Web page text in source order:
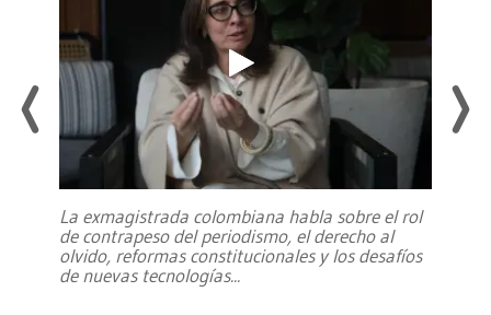
La exmagistrada colombiana habla sobre el rol
de contrapeso del periodismo, el derecho al
olvido, reformas constitucionales y los desafíos
de nuevas tecnologías...